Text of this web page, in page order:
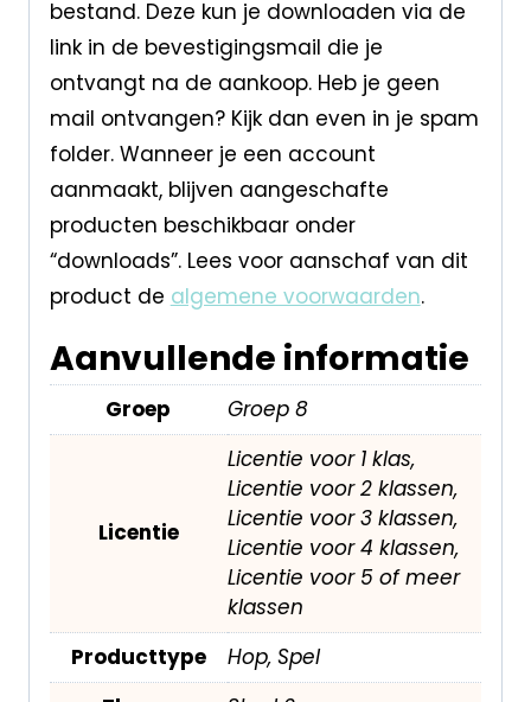
bestand. Deze kun je downloaden via de
link in de bevestigingsmail die je
ontvangt na de aankoop. Heb je geen
mail ontvangen? Kijk dan even in je spam
folder. Wanneer je een account
aanmaakt, blijven aangeschafte
producten beschikbaar onder
“downloads”. Lees voor aanschaf van dit
product de algemene voorwaarden.
Aanvullende informatie
Groep Groep 8
Licentie
Licentie voor 1 klas,
Licentie voor 2 klassen,
Licentie voor 3 klassen,
Licentie voor 4 klassen,
Licentie voor 5 of meer
klassen
Producttype
Hop, Spel